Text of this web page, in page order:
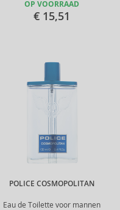
OP VOORRAAD
€ 15,51
POLICE COSMOPOLITAN
Eau de Toilette voor mannen